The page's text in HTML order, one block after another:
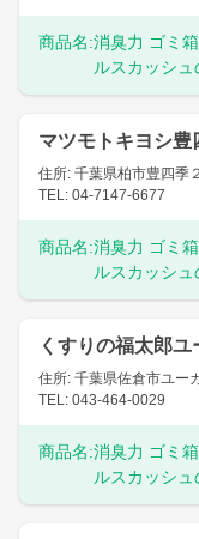
商品名:消臭力 ゴミ
ルスカッシュ
マツモトキヨシ豊
住所: 千葉県柏市豊四季
TEL: 04-7147-6677
商品名:消臭力 ゴミ
ルスカッシュ
くすりの福太郎ユ
住所: 千葉県佐倉市ユー
TEL: 043-464-0029
商品名:消臭力 ゴミ
ルスカッシュ